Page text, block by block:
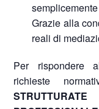
Grazie alla
reali di
Per rispondere
richieste